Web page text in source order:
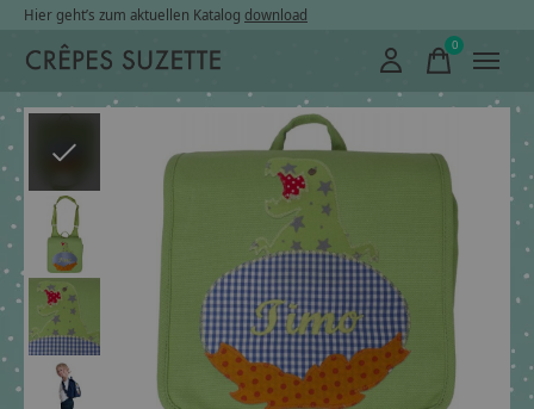
Hier geht’s zum aktuellen Katalog download
0items